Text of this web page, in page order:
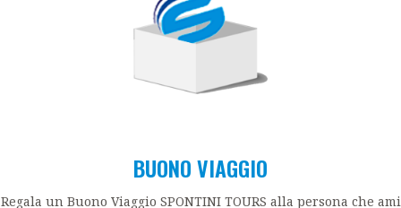
che è libero e facoltativo. Il mancato consenso comporterà l'impossibilità
di inviare i vostri dati e la vostra richiesta e l'impossibilità da parte nostra
di fornirvi il riscontro. I vostri dati saranno conservati fino a revoca del
organizzazione, o avvalendosi di soggetti esterni alla società stessa per
la realizzazione delle finalità precedentemente indicate. Tali soggetti
SPONTINI TOURS SRLS con sede in Via Clementina Nord 47/A 60030
Moie (An) che è il titolare del trattamento. I suoi dati non saranno
strettamente necessario alla realizzazione delle finalità
BUONO VIAGGIO
Regala un Buono Viaggio SPONTINI TOURS alla persona che ami